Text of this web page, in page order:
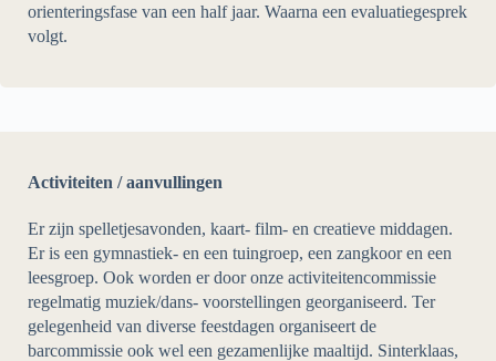
orienteringsfase van een half jaar. Waarna een evaluatiegesprek
volgt.
Activiteiten / aanvullingen
Er zijn spelletjesavonden, kaart- film- en creatieve middagen.
Er is een gymnastiek- en een tuingroep, een zangkoor en een
leesgroep. Ook worden er door onze activiteitencommissie
regelmatig muziek/dans- voorstellingen georganiseerd. Ter
gelegenheid van diverse feestdagen organiseert de
barcommissie ook wel een gezamenlijke maaltijd. Sinterklaas,